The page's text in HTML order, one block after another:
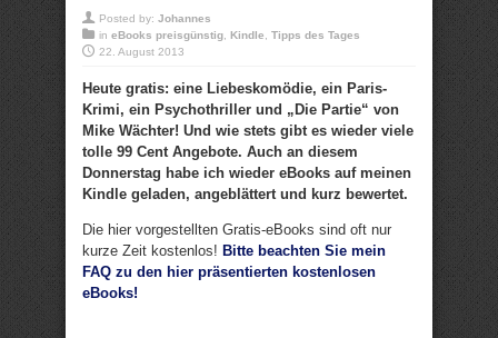
Posted by: Johannes
in eBooks preisgünstig Kindle
Tipps des Tages
22. August 2013
Heute gratis: eine Liebeskomödie, ein Paris-
Krimi, ein Psychothriller und „Die Partie“ von
Mike Wächter! Und wie stets gibt es wieder viele
tolle 99 Cent Angebote. Auch an diesem
Donnerstag habe ich wieder eBooks auf meinen
Kindle geladen, angeblättert und kurz bewertet.
Die hier vorgestellten Gratis-eBooks sind oft nur
kurze Zeit kostenlos! Bitte beachten Sie mein
FAQ zu den hier präsentierten kostenlosen
eBooks!